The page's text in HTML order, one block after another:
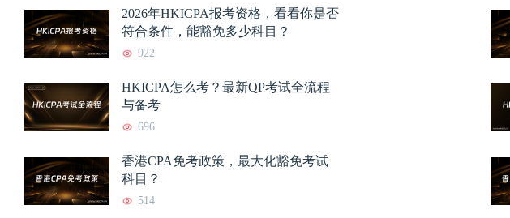
2026年HKICPA报考资格，看看你是否
符合条件，能豁免多少科目？
922
HKICPA怎么考？最新QP考试全流程
与备考
696
香港CPA免考政策，最大化豁免考试
科目？
514